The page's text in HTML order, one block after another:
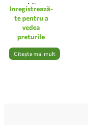
white
Inregistrează-
te pentru a
vedea
preturile
Citește mai mult